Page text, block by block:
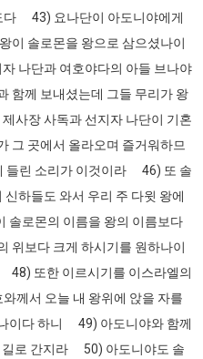
다 43) 요나단이 아도니야에게
이 솔로몬을 왕으로 삼으셨나이
나단과 여호야다의 아들 브나야
함께 보내셨는데 그들 무리가 왕
사장 사독과 선지자 나단이 기혼
그 곳에서 올라오며 즐거워하므
들린 소리가 이것이라 46) 또 솔
하들도 와서 우리 주 다윗 왕에
솔로몬의 이름을 왕의 이름보다
위보다 크게 하시기를 원하나이
48) 또한 이르시기를 이스라엘의
께서 오늘 내 왕위에 앉을 자를
이다 하니 49) 아도니야와 함께
길로 간지라 50) 아도니야도 솔